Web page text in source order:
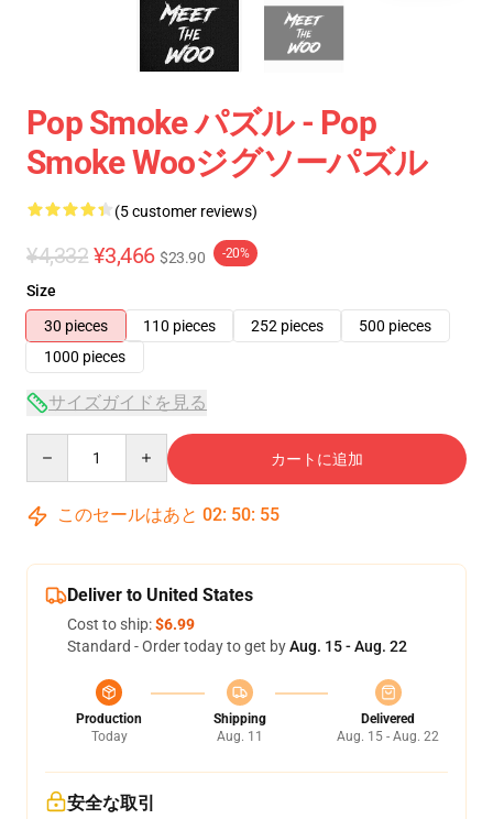
Pop Smoke パズル - Pop
Smoke Wooジグソーパズル
(5 customer reviews)
¥4,332 ¥3,466 $23.90 -20%
Size
30 pieces
110 pieces 252 pieces
500 pieces
1000 pieces
サイズガイドを見る
カートに追加
このセールはあと 02: 50: 54
Deliver to United States
Cost to ship:$6.99
Standard - Order today to get byAug. 15 - Aug. 22
Production
Today
Shipping
Aug. 11
Delivered
Aug. 15 - Aug. 22
安全な取引